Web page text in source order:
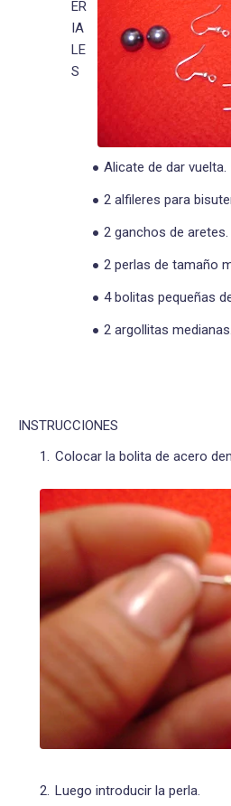
ER
IA
LE
S
Alicate de dar vuelta.
2 alfileres para
2 ganchos de aretes.
2 perlas de tamaño
4 bolitas pequeñas
2 argollitas medianas.
INSTRUCCIONES
Colocar la bolita de acero
Luego introducir la perla.